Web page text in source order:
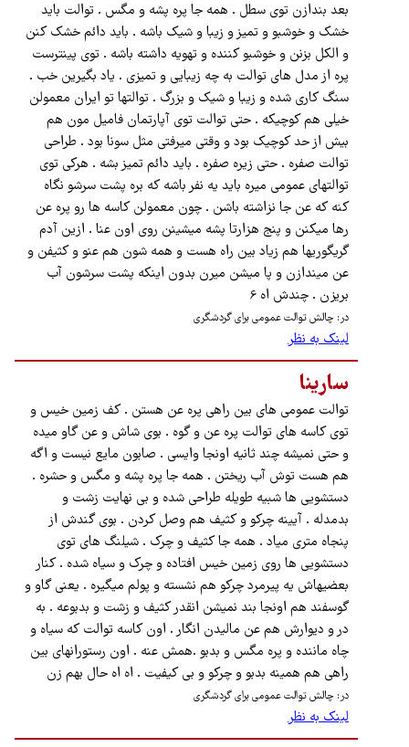
بعد بندازن توی سطل . همه جا پره پشه و مگس . توالت باید
خشک و خوشبو و تمیز و زیبا و شیک باشه . باید دائم خشک کنن
و الکل بزنن و خوشبو کننده و تهویه داشته باشه . توی پینترست
پره از مدل های توالت به چه زیبایی و تمیزی . یاد بگیرین خب .
سنگ کاری شده و زیبا و شیک و بزرگ . توالتها تو ایران معمولن
خیلی هم کوچیکه . حتی توالت توی آپارتمان فامیل مون هم
بیش از حد کوچیک بود و وقتی میرفتی مثل سونا بود . طراحی
توالت صفره . حتی زیره صفره . باید دائم تمیز بشه . هرکی توی
توالتهای عمومی میره باید یه نفر باشه که بره پشت سرشو نگاه
کنه که عن جا نزاشته باشن . چون معمولن کاسه ها رو پره عن
رها میکنن و پنج هزارتا پشه میشینن روی اون عنا . ازین آدم
گریگوریها هم زیاد بین راه هست و همه شون هم عنو و کثیفن و
عن میندازن و پا میشن میرن بدون اینکه پشت سرشون آب
بریزن . چندش اه 6
در: چالش توالت ‌عمومی برای گردشگری
لینک به نظر
سارینا
توالت عمومی های بین راهی پره عن هستن . کف زمین خیس و
توی کاسه های توالت پره عن و گوه . بوی شاش و عن گاو میده
و حتی نمیشه چند ثانیه اونجا وایسی . صابون مایع نیست و اگه
هم هست توش آب ریختن . همه جا پره پشه و مگس و حشره .
دستشویی ها شبیه طویله طراحی شده و بی نهایت زشت و
بدمدله . آیینه چرکو و کثیف هم وصل کردن . بوی گندش از
پنجاه متری میاد . همه جا کثیف و چرک . شیلنگ های توی
دستشویی ها روی زمین خیس افتاده و چرک و سیاه شده . کنار
بعضیهاش یه پیرمرد چرکو هم نشسته و پولم میگیره . یعنی گاو و
گوسفند هم اونجا بند نمیشن انقدر کثیف و زشت و بدبوعه . به
در و دیوارش هم عن مالیدن انگار . اون کاسه توالت که سیاه و
چاه ماننده و پره مگس و بدبو .همش عنه . اون رستورانهای بین
راهی هم همینه بدبو و چرکو و بی کیفیت . اه اه حال بهم زن
در: چالش توالت ‌عمومی برای گردشگری
لینک به نظر